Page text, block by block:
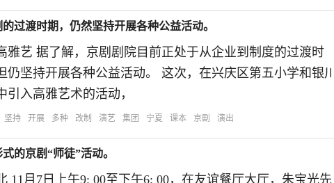
过渡时期，仍然坚持开展各种公益活动。
雅艺 据了解，京剧剧院目前正处于从企业到制度的过渡时
坚持开展各种公益活动。 这次，在兴庆区第五小学和银川
入高雅艺术的活动，
坚持 开展 多种 改制 演艺 集团 宁夏 课本 京剧 演出
的京剧“师徒”活动。
11月7日上午9: 00至下午6: 00，在友谊餐厅大厅，朱宝光先